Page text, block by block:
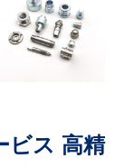
ビス 高精